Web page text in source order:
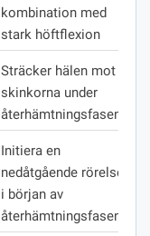
kombination med
stark höftflexion
Sträcker hälen mot
skinkorna under
återhämtningsfasen.
Initiera en
nedåtgående rörelse
i början av
återhämtningsfasen